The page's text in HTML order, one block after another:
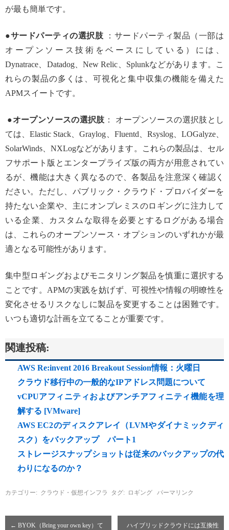
が最も簡単です。
●サードパーティの選択肢 ：サードパーティ製品（一部は
オープンソース技術をベースにしている）には、
Dynatrace、Datadog、New Relic、Splunkなどがあります。こ
れらの製品の多くは、可視化と集中収集の機能を備えた
APMスイートです。
●オープンソースの選択肢 ： オープンソースの選択肢とし
ては、Elastic Stack、Graylog、Fluentd、Rsyslog、LOGalyze、
SolarWinds、NXLogなどがあります。これらの製品は、セル
フサポート版とエンタープライズ版の両方が用意されてい
るが、機能は大きく異なるので、各製品を注意深く確認く
ださい。ただし、パブリック・クラウド・プロバイダーを
持たない企業や、主にオンプレミスのロギングに注力して
いる企業、カスタムな取得を必要とするログがある場合
は、これらのオープンソース・オプションのいずれかが最
適となる可能性があります。
集中型ロギングおよびモニタリング製品を慎重に選択する
ことです。APMの実践を妨げず、可視性や情報の明瞭性を
変化させるリスクなしに製品を変更することは困難です。
いつも適切な計画を立てることが重要です。
関連投稿:
AWS Re:invent 2016 Breakout Session情報：火曜日
クラウド移行中の一般的なIPアドレス問題について
vCPUアフィニティおよびアンチアフィニティ機能を理
解する [VMware]
AWS EC2のディスクアレイ（LVMやダイナミックディ
スク）をバックアップ パート1
ストレージスナップショットは従来のバックアップの代
わりになるのか？
カテゴリー: クラウド・仮想インフラ タグ: ロギング パーマリンク
← BYOK（Bring your own key）て
ハイブリッドクラウドには互換性